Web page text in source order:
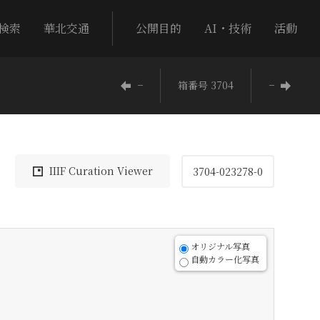
索 華北交通 公開目的 AI・技術 活動
− 箱番号 3704 −
IIIF Curation Viewer 3704-023278-0
オリジナル写真
自動カラー化写真